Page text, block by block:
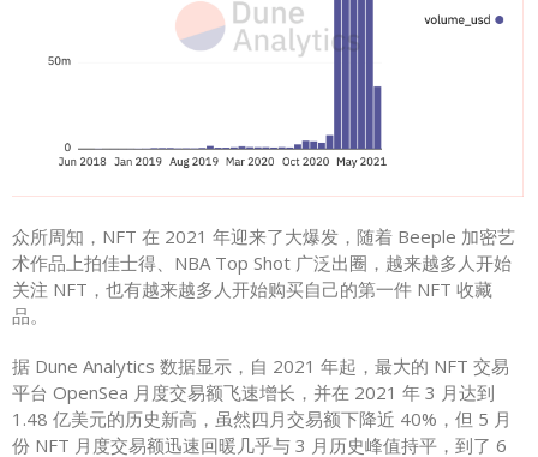
众所周知，NFT 在 2021 年迎来了大爆发，随着 Beeple 加密艺
术作品上拍佳士得、NBA Top Shot 广泛出圈，越来越多人开始
关注 NFT，也有越来越多人开始购买自己的第一件 NFT 收藏
品。
据 Dune Analytics 数据显示，自 2021 年起，最大的 NFT 交易
平台 OpenSea 月度交易额飞速增长，并在 2021 年 3 月达到
1.48 亿美元的历史新高，虽然四月交易额下降近 40%，但 5 月
份 NFT 月度交易额迅速回暖几乎与 3 月历史峰值持平，到了 6